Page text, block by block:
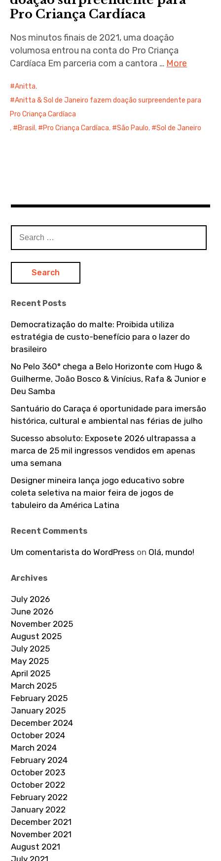
Pro Criança Cardíaca
Nos minutos finais de 2021, uma doação
volumosa entrou na conta do Pro Criança
Cardíaca Em parceria com a cantora … More
Anitta,
Anitta & Sol de Janeiro fazem doação surpreendente para
Pro Criança Cardíaca
,
Brasil , Pro Criança Cardíaca, São Paulo, Sol de Janeiro
c
f
r
:
Recent Posts
Democratização do malte: Proibida utiliza
estratégia de custo-benefício para o lazer do
brasileiro
No Pelo 360° chega a Belo Horizonte com Hugo &
Guilherme, João Bosco & Vinícius, Rafa & Junior e
Deu Samba
Santuário do Caraça é oportunidade para imersão
histórica, cultural e ambiental nas férias de julho
Sucesso absoluto: Exposete 2026 ultrapassa a
marca de 25 mil ingressos vendidos em apenas
uma semana
Designer mineira lança jogo educativo sobre
coleta seletiva na maior feira de jogos de
tabuleiro da América Latina
Recent Comments
Um comentarista do WordPress on Olá, mundo!
Archives
July 2026
June 2026
November 2025
August 2025
July 2025
May 2025
April 2025
March 2025
February 2025
January 2025
December 2024
October 2024
March 2024
February 2024
October 2023
October 2022
February 2022
January 2022
December 2021
November 2021
August 2021
July 2021